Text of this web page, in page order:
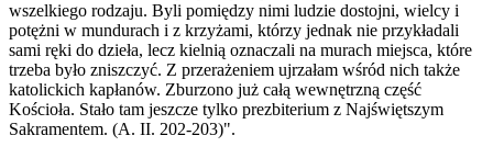
wszelkiego rodzaju. Byli pomiędzy nimi ludzie dostojni, wielcy i
potężni w mundurach i z krzyżami, którzy jednak nie przykładali
sami ręki do dzieła, lecz kielnią oznaczali na murach miejsca, które
trzeba było zniszczyć. Z przerażeniem ujrzałam wśród nich także
katolickich kapłanów. Zburzono już całą wewnętrzną część
Kościoła. Stało tam jeszcze tylko prezbiterium z Najświętszym
Sakramentem. (A. II. 202-203)".